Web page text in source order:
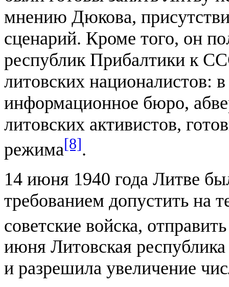
мнению Дюкова,
сценарий. Кроме того, он
республик Прибалтики к
литовских националистов:
информационное бюро,
литовских активистов,
режима[8].
14 июня 1940 года Литве
требованием допустить на
советские войска,
июня Литовская
и разрешила увеличение